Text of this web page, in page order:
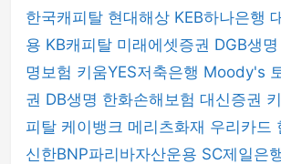
한국캐피탈 현대해상 KEB하나은행
용 KB캐피탈 미래에셋증권 DGB생명
명보험 키움YES저축은행 Moody's
권 DB생명 한화손해보험 대신증권
피탈 케이뱅크 메리츠화재 우리카드
신한BNP파리바자산운용 SC제일은